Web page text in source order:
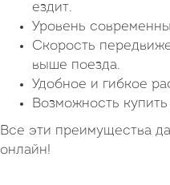
ездит.
Уровень
Скорость
выше поезда.
Удобное и гибкое
Возможность
Все эти преимущества
онлайн!